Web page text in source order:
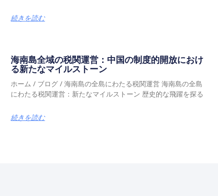
続きを読む
海南島全域の税関運営：中国の制度的開放におけ
る新たなマイルストーン
ホーム / ブログ / 海南島の全島にわたる税関運営 海南島の全島
にわたる税関運営：新たなマイルストーン 歴史的な飛躍を探る
続きを読む